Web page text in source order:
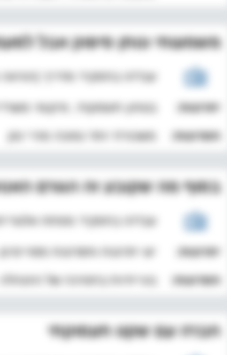
משמעותי ונותן סיפוק אבל
עבד/ה בתפקיד מדריך (הוראה
יתרונות:
בטחון תעסוקתי, מיקומי
חסרונות:
משכורת יותר נמוכה מהיי טק
בסוף מה שקובע זה הגורם
עבד/ה בתפקיד מפתח אלגוריתמים
יתרונות:
יש יתרונות וחסרונות
חסרונות:
בעייתיות בתמיכה של
חברה עם שקט תעסוקתי